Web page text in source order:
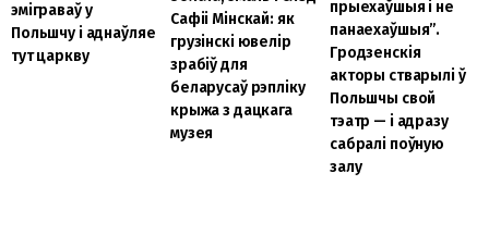
эміграваў у
Польшчу і аднаўляе
тут царкву
Сафіі Мінскай: як
грузінскі ювелір
зрабіў для
беларусаў рэпліку
крыжа з дацкага
музея
прыехаўшыя і не
панаехаўшыя”.
Гродзенскія
акторы стварылі ў
Польшчы свой
тэатр — і адразу
сабралі поўную
залу